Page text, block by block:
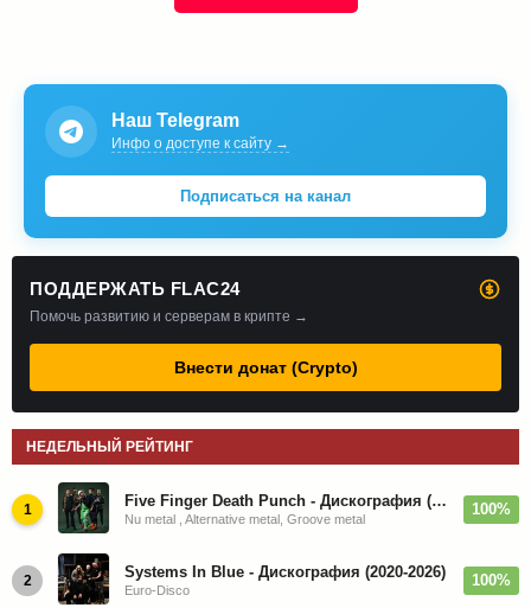
Наш Telegram
Инфо о доступе к сайту →
Подписаться на канал
ПОДДЕРЖАТЬ FLAC24
Помочь развитию и серверам в крипте →
Внести донат (Crypto)
НЕДЕЛЬНЫЙ РЕЙТИНГ
1 Five Finger Death Punch - Дискография (2008-2026)
Nu metal , Alternative metal, Groove metal
100%
2 Systems In Blue - Дискография (2020-2026)
Euro-Disco
100%